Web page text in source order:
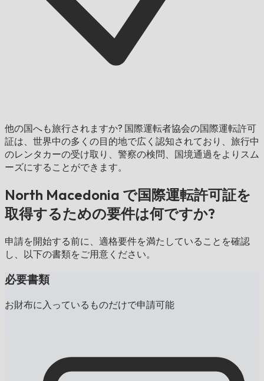
他の国へも旅行されますか? 国際運転者協会の国際運転許可
証は、世界中の多くの目的地で広く認知されており、旅行中
のレンタカーの受け取り、警察の検問、国境通過をよりスム
ーズにすることができます。
North Macedonia で国際運転許可証を
取得するための要件は何ですか?
申請を開始する前に、適格要件を満たしていることを確認
し、以下の書類をご用意ください。
必要書類
お財布に入っているものだけで申請可能